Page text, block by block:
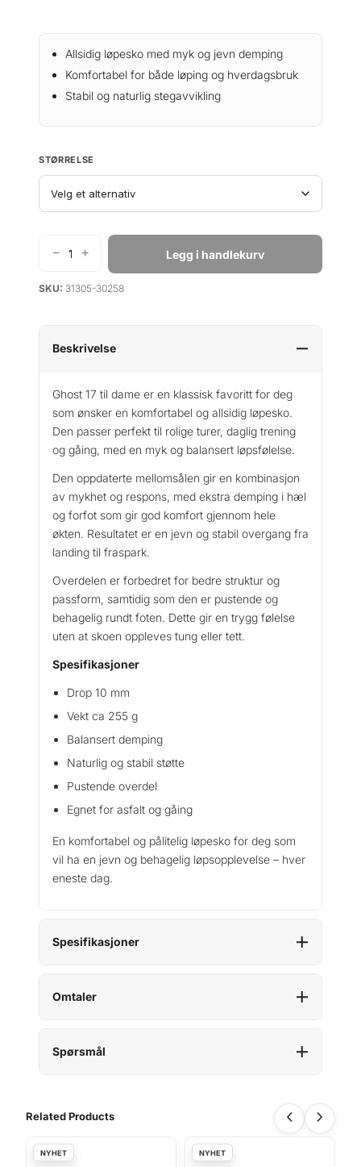
Allsidig løpesko med myk og jevn demping
Komfortabel for både løping og hverdagsbruk
Stabil og naturlig stegavvikling
STØRRELSE
o
− + Legg i handlekurv
SKU: 31305-30258
Beskrivelse
Ghost 17 til dame er en klassisk favoritt for deg
som ønsker en komfortabel og allsidig løpesko.
Den passer perfekt til rolige turer, daglig trening
og gåing, med en myk og balansert løpsfølelse.
Den oppdaterte mellomsålen gir en kombinasjon
av mykhet og respons, med ekstra demping i hæl
og forfot som gir god komfort gjennom hele
økten. Resultatet er en jevn og stabil overgang fra
landing til fraspark.
Overdelen er forbedret for bedre struktur og
passform, samtidig som den er pustende og
behagelig rundt foten. Dette gir en trygg følelse
uten at skoen oppleves tung eller tett.
Spesifikasjoner
Drop 10 mm
Vekt ca 255 g
Balansert demping
Naturlig og stabil støtte
Pustende overdel
Egnet for asfalt og gåing
En komfortabel og pålitelig løpesko for deg som
vil ha en jevn og behagelig løpsopplevelse – hver
eneste dag.
Spesifikasjoner
Omtaler
Spørsmål
Related Products